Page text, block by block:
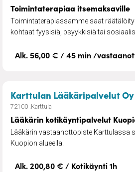
Toimintaterapiaa itsemaksaville
Toimintaterapiassamme saat
kohtaat fyysisiä, psyykkisiä tai
Alk. 56,00 € / 45 min /
Karttulan Lääkäripalvelut Oy
72100 .Karttula
Lääkärin kotikäyntipalvelut
Lääkärin vastaanottopiste Karttulassa
Kuopion alueella.
Alk. 200,80 € / Kotikäynti 1h